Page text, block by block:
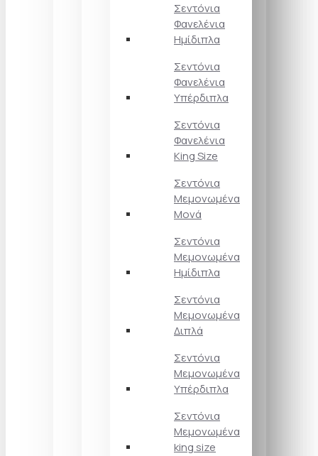
Σεντόνια
Φανελένια
Ημίδιπλα
Σεντόνια
Φανελένια
Υπέρδιπλα
Σεντόνια
Φανελένια
King Size
Σεντόνια
Μεμονωμένα
Μονά
Σεντόνια
Μεμονωμένα
Ημίδιπλα
Σεντόνια
Μεμονωμένα
Διπλά
Σεντόνια
Μεμονωμένα
Υπέρδιπλα
Σεντόνια
Μεμονωμένα
king size